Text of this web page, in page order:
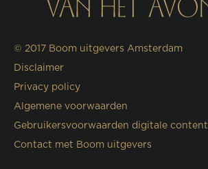
© 2017 Boom uitgevers Amsterdam
Disclaimer
Privacy policy
Algemene voorwaarden
Gebruikersvoorwaarden digitale content
Contact met Boom uitgevers